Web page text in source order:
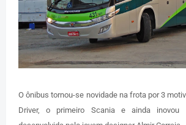
O ônibus tornou-se novidade na frota por 3
Driver, o primeiro Scania e ainda inovou